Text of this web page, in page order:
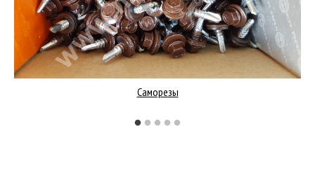
Саморезы